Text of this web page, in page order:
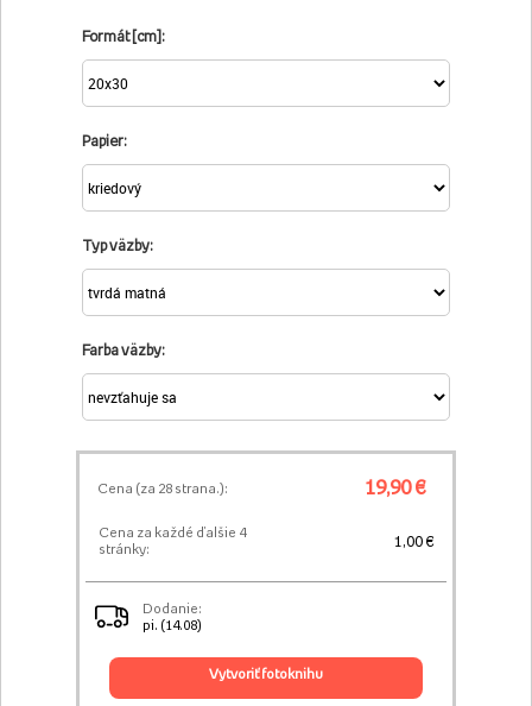
Formát [cm]:
Papier:
Typ väzby:
Farba väzby:
Cena (za 28 strana.): 19,90 €
Cena za každé ďalšie 4
stránky:
1,00 €
Dodanie:
pi. (14.08)
vytvoriť fotoknihu